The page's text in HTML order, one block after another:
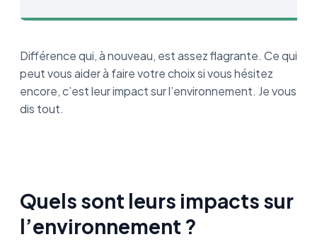
Différence qui, à nouveau, est assez flagrante. Ce qui
peut vous aider à faire votre choix si vous hésitez
encore, c’est leur impact sur l’environnement. Je vous
dis tout.
Quels sont leurs impacts sur
l’environnement ?